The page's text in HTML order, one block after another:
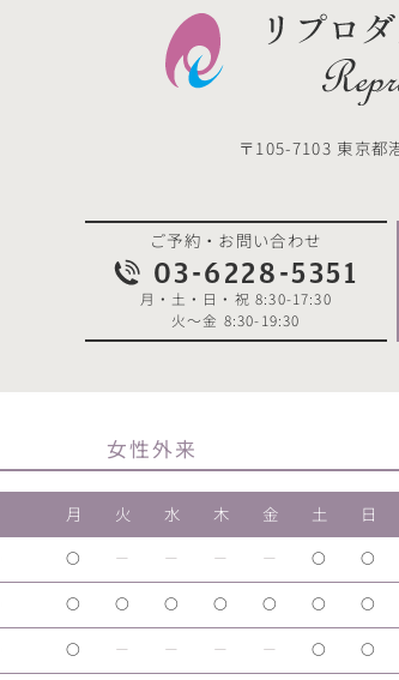
〒105-7103 東京都
ご予約・お問い合わせ
03-6228-5351
月・土・日・祝 8:30-17:30
火～金 8:30-19:30
女性外来
月 火 水 木 金 土 日
〇 ー ー ー ー 〇 〇
〇 〇 〇 〇 〇 〇 〇
〇 ー ー ー ー 〇 〇